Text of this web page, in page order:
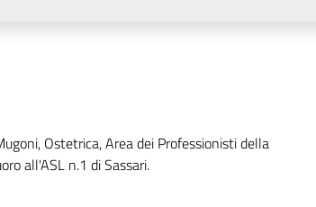
Ostetrica, Area dei Professionisti della
all'ASL n.1 di Sassari.